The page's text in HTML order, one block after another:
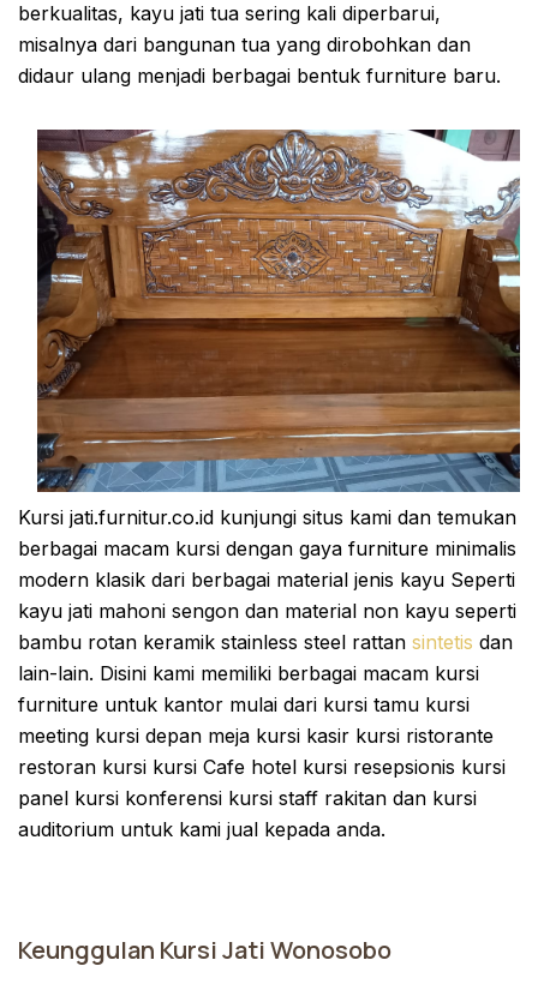
berkualitas, kayu jati tua sering kali diperbarui,
misalnya dari bangunan tua yang dirobohkan dan
didaur ulang menjadi berbagai bentuk furniture baru.
Kursi jati.furnitur.co.id kunjungi situs kami dan temukan
berbagai macam kursi dengan gaya furniture minimalis
modern klasik dari berbagai material jenis kayu Seperti
kayu jati mahoni sengon dan material non kayu seperti
bambu rotan keramik stainless steel rattan sintetis dan
lain-lain. Disini kami memiliki berbagai macam kursi
furniture untuk kantor mulai dari kursi tamu kursi
meeting kursi depan meja kursi kasir kursi ristorante
restoran kursi kursi Cafe hotel kursi resepsionis kursi
panel kursi konferensi kursi staff rakitan dan kursi
auditorium untuk kami jual kepada anda.
Keunggulan Kursi Jati Wonosobo